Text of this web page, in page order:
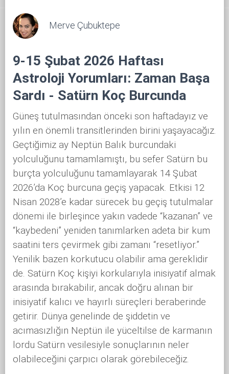
Merve Çubuktepe
9-15 Şubat 2026 Haftası
Astroloji Yorumları: Zaman Başa
Sardı - Satürn Koç Burcunda
Güneş tutulmasından önceki son haftadayız ve
yılın en önemli transitlerinden birini yaşayacağız.
Geçtiğimiz ay Neptün Balık burcundaki
yolculuğunu tamamlamıştı, bu sefer Satürn bu
burçta yolculuğunu tamamlayarak 14 Şubat
2026’da Koç burcuna geçiş yapacak. Etkisi 12
Nisan 2028’e kadar sürecek bu geçiş tutulmalar
dönemi ile birleşince yakın vadede “kazanan” ve
“kaybedeni” yeniden tanımlarken adeta bir kum
saatini ters çevirmek gibi zamanı “resetliyor.”
Yenilik bazen korkutucu olabilir ama gereklidir
de. Satürn Koç kişiyi korkularıyla inisiyatif almak
arasında bırakabilir, ancak doğru alınan bir
inisiyatif kalıcı ve hayırlı süreçleri beraberinde
getirir. Dünya genelinde de şiddetin ve
acımasızlığın Neptün ile yüceltilse de karmanın
lordu Satürn vesilesiyle sonuçlarının neler
olabileceğini çarpıcı olarak görebileceğiz.